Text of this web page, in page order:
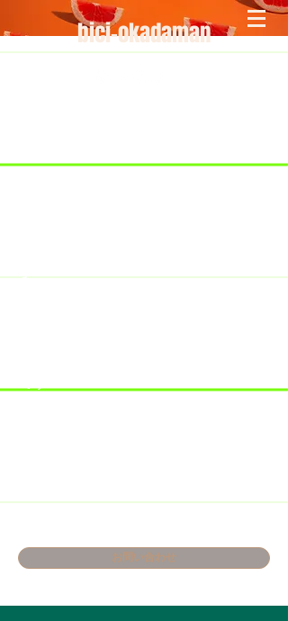
bici-okadaman
す。
お問い合わせ